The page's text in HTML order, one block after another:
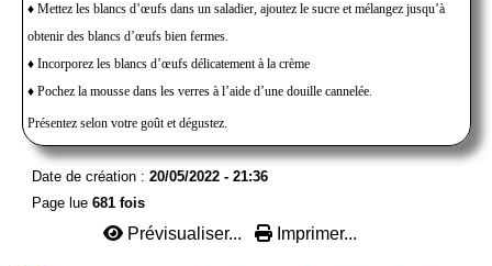
♦ Mettez les blancs d’œufs dans un saladier, ajoutez le sucre et mélangez jusqu’à
obtenir des blancs d’œufs bien fermes.
♦ Incorporez les blancs d’œufs délicatement à la crème
♦ Pochez la mousse dans les verres à l’aide d’une douille cannelée.
Présentez selon votre goût et dégustez.
Date de création : 20/05/2022 - 21:36
Page lue 681 fois
Prévisualiser... Imprimer...